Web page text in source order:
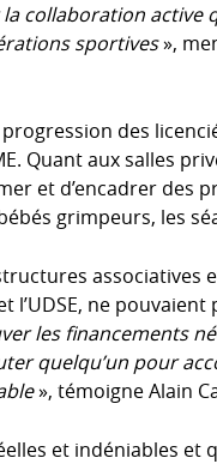
collaboration active
sportives»,
des
Quant aux salles
et d’encadrer des
grimpeurs, les
associatives
l’UDSE, ne
les financements
quelqu’un pour
», témoigne Alain
et indéniables et